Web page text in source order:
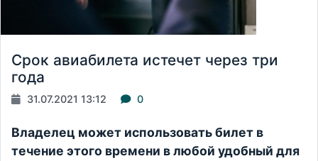
Срок авиабилета истечет через три
года
31.07.2021 13:12 0
Владелец может использовать билет в
течение этого времени в любой удобный для